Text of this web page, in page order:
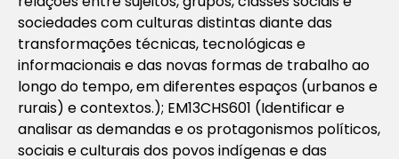
sociedades com culturas distintas diante das
transformações técnicas, tecnológicas e
informacionais e das novas formas de trabalho ao
longo do tempo, em diferentes espaços (urbanos e
rurais) e contextos.); EM13CHS601 (Identificar e
analisar as demandas e os protagonismos políticos,
sociais e culturais dos povos indígenas e das